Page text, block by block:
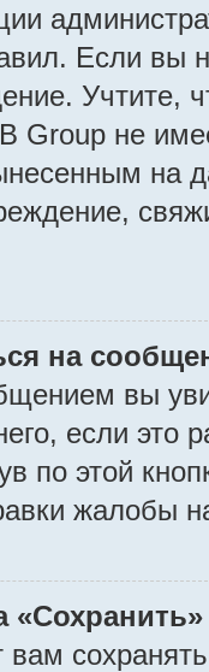
Если вы
Учтите,
Group не
на
на
вы
если это
по этой
жалобы
вам